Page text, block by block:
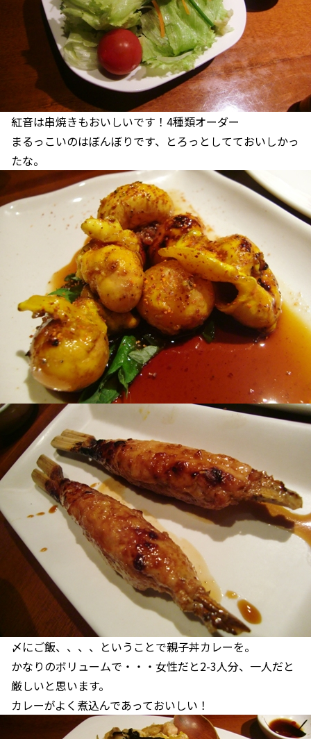
紅音は串焼きもおいしいです！4種類オーダー
まるっこいのはぼんぼりです、とろっとしてておいしかっ
たな。
〆にご飯、、、、ということで親子丼カレーを。
かなりのボリュームで・・・女性だと2-3人分、一人だと
厳しいと思います。
カレーがよく煮込んであっておいしい！